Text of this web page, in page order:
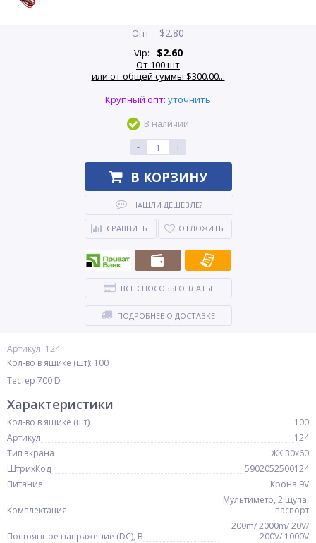
Артикул: 124
Кол-во в ящике (шт): 100
Тестер 700 D
Опт $2.80
Vip: $2.60
От 100 шт
или от общей суммы $300.00...
Крупный опт: уточнить
В наличии
-
+
В КОРЗИНУ
НАШЛИ ДЕШЕВЛЕ?
СРАВНИТЬ ОТЛОЖИТЬ
ВСЕ СПОСОБЫ ОПЛАТЫ
ПОДРОБНЕЕ О ДОСТАВКЕ
Характеристики
Кол-во в ящике (шт)
100
Артикул
124
Тип экрана
ЖК 30х60
ШтрихКод
5902052500124
Питание
Крона 9V
Комплектация
Мультиметр, 2 щупа,
паспорт
Постоянное напряжение (DC), В
200m/ 2000m/ 20V/
200V/ 1000V